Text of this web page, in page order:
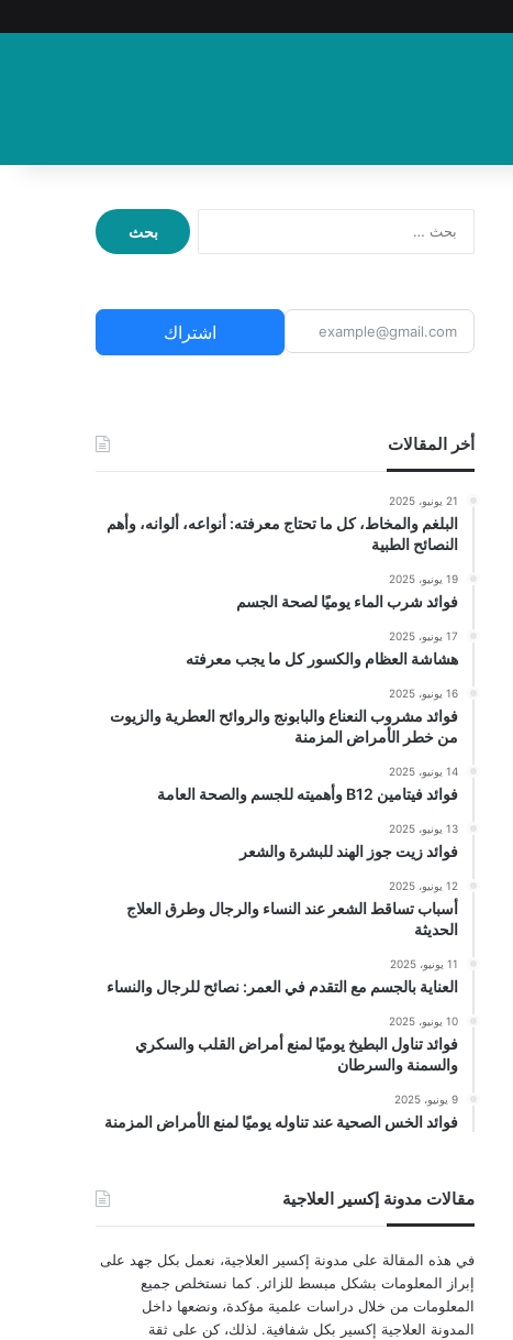
ث
ع
ن
اشتراك
أخر المقالات
21 يونيو، 2025
البلغم والمخاط، كل ما تحتاج معرفته: أنواعه، ألوانه، وأهم
النصائح الطبية
19 يونيو، 2025
فوائد شرب الماء يوميًا لصحة الجسم
17 يونيو، 2025
هشاشة العظام والكسور كل ما يجب معرفته
16 يونيو، 2025
فوائد مشروب النعناع والبابونج والروائح العطرية والزيوت
من خطر الأمراض المزمنة
14 يونيو، 2025
فوائد فيتامين B12 وأهميته للجسم والصحة العامة
13 يونيو، 2025
فوائد زيت جوز الهند للبشرة والشعر
12 يونيو، 2025
أسباب تساقط الشعر عند النساء والرجال وطرق العلاج
الحديثة
11 يونيو، 2025
العناية بالجسم مع التقدم في العمر: نصائح للرجال والنساء
10 يونيو، 2025
فوائد تناول البطيخ يوميًا لمنع أمراض القلب والسكري
والسمنة والسرطان
9 يونيو، 2025
فوائد الخس الصحية عند تناوله يوميًا لمنع الأمراض المزمنة
مقالات مدونة إكسير العلاجية
في هذه المقالة على مدونة إكسير العلاجية، نعمل بكل جهد على
إبراز المعلومات بشكل مبسط للزائر. كما نستخلص جميع
المعلومات من خلال دراسات علمية مؤكدة، ونضعها داخل
المدونة العلاجية إكسير بكل شفافية. لذلك، كن على ثقة